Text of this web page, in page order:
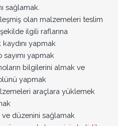
sağlamak.
olan malzemeleri teslim
ilgili raflarına
yapmak
sayımı yapmak
bilgilerini almak ve
yapmak
araçlara yüklemek
düzenini sağlamak